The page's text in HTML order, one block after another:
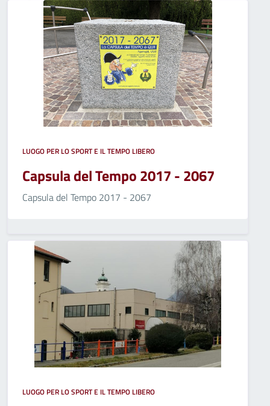
LUOGO PER LO SPORT E IL TEMPO LIBERO
Capsula del Tempo 2017 - 2067
Capsula del Tempo 2017 - 2067
LUOGO PER LO SPORT E IL TEMPO LIBERO